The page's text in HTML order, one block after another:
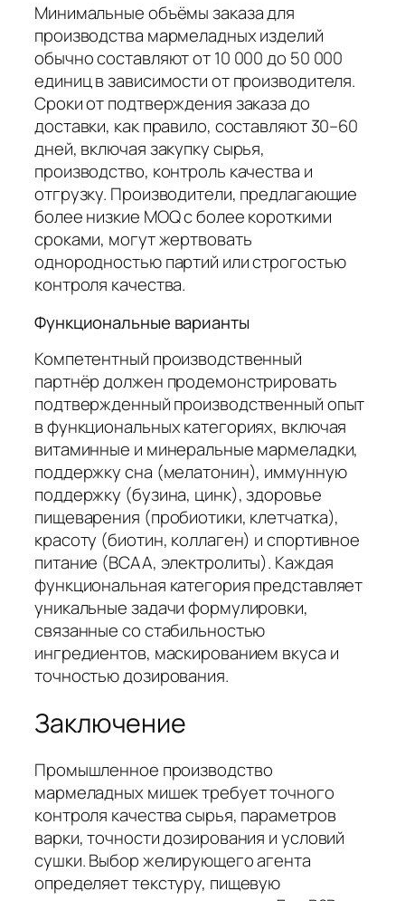
Минимальные объёмы заказа для
производства мармеладных изделий
обычно составляют от 10 000 до 50 000
единиц в зависимости от производителя.
Сроки от подтверждения заказа до
доставки, как правило, составляют 30–60
дней, включая закупку сырья,
производство, контроль качества и
отгрузку. Производители, предлагающие
более низкие MOQ с более короткими
сроками, могут жертвовать
однородностью партий или строгостью
контроля качества.
Функциональные варианты
Компетентный производственный
партнёр должен продемонстрировать
подтвержденный производственный опыт
в функциональных категориях, включая
витаминные и минеральные мармеладки,
поддержку сна (мелатонин), иммунную
поддержку (бузина, цинк), здоровье
пищеварения (пробиотики, клетчатка),
красоту (биотин, коллаген) и спортивное
питание (BCAA, электролиты). Каждая
функциональная категория представляет
уникальные задачи формулировки,
связанные со стабильностью
ингредиентов, маскированием вкуса и
точностью дозирования.
Заключение
Промышленное производство
мармеладных мишек требует точного
контроля качества сырья, параметров
варки, точности дозирования и условий
сушки. Выбор желирующего агента
определяет текстуру, пищевую